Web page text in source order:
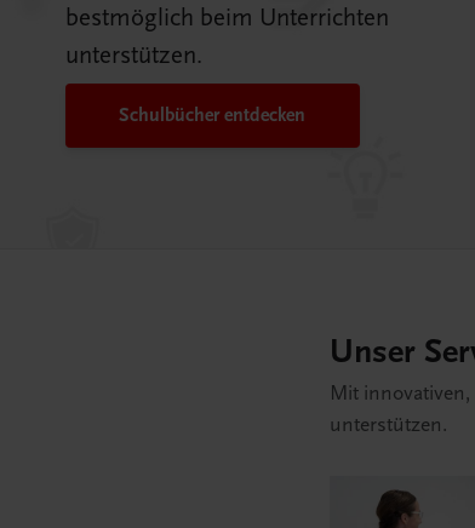
bestmöglich beim Unterrichten
unterstützen.
Schulbücher entdecken
Unser
Mit
unterstützen.